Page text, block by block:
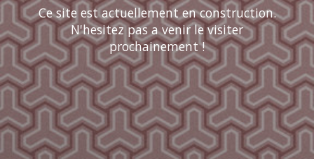
Ce site est actuellement en construction.
N'hesitez pas a venir le visiter
prochainement !